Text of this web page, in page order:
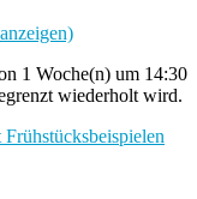
1 Woche(n) um 14:30
wiederholt wird.